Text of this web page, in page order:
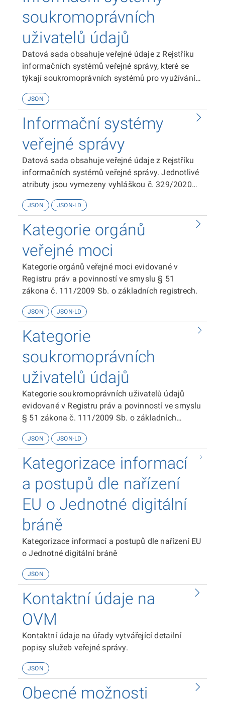
soukromoprávních
uživatelů údajů
Datová sada obsahuje veřejné údaje z Rejstříku
informačních systémů veřejné správy, které se
týkají soukromoprávních systémů pro využívání
vyhláškou č. 329/2020 Sb., o seznamu položek
popisu informačního systému veřejné správy a
soukromoprávního systému pro využívání údajů.
JSON
Informační systémy
veřejné správy
Datová sada obsahuje veřejné údaje z Rejstříku
informačních systémů veřejné správy. Jednotlivé
atributy jsou vymezeny vyhláškou č. 329/2020
systému veřejné správy a soukromoprávního
JSON JSON-LD
Kategorie orgánů
veřejné moci
Kategorie orgánů veřejné moci evidované v
Registru práv a povinností ve smyslu § 51
zákona č. 111/2009 Sb. o základních registrech.
JSON JSON-LD
Kategorie
soukromoprávních
uživatelů údajů
Kategorie soukromoprávních uživatelů údajů
evidované v Registru práv a povinností ve smyslu
§ 51 zákona č. 111/2009 Sb. o základních
JSON JSON-LD
Kategorizace informací
a postupů dle nařízení
EU o Jednotné digitální
bráně
Kategorizace informací a postupů dle nařízení EU
o Jednotné digitální bráně
JSON
Kontaktní údaje na
OVM
Kontaktní údaje na úřady vytvářející detailní
popisy služeb veřejné správy.
JSON
Obecné možnosti